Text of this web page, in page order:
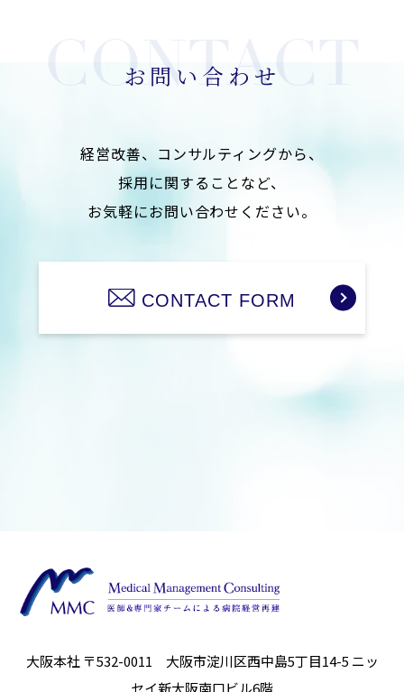
お問い合わせ
経営改善、コンサルティングから、
採用に関することなど、
お気軽にお問い合わせください。
CONTACT FORM
大阪本社 〒532-0011 大阪市淀川区西中島5丁目14-5 ニッ